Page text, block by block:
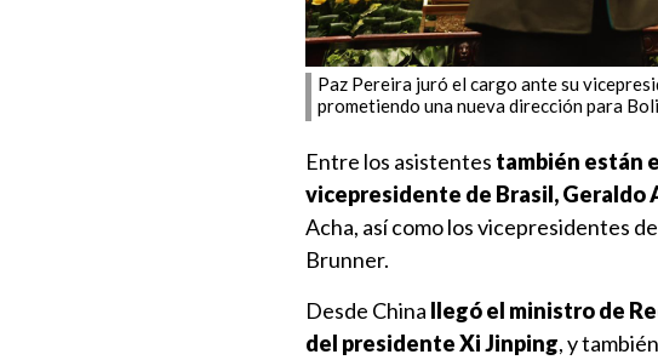
Paz Pereira juró el cargo ante su
prometiendo una nueva dirección para
Entre los asistentes también están
vicepresidente de Brasil, Geraldo
Acha, así como los vicepresidentes
Brunner.
Desde China llegó el ministro de
del presidente Xi Jinping, y